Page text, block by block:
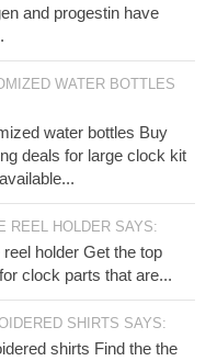
and progestin have
WATER BOTTLES
water bottles Buy
deals for large clock kit
REEL HOLDER SAYS:
reel holder Get the top
clock parts that are...
SHIRTS SAYS:
shirts Find the the